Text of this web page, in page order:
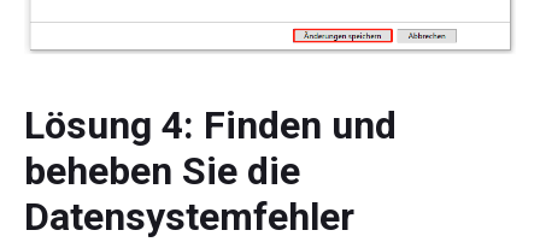
Lösung 4: Finden und
beheben Sie die
Datensystemfehler